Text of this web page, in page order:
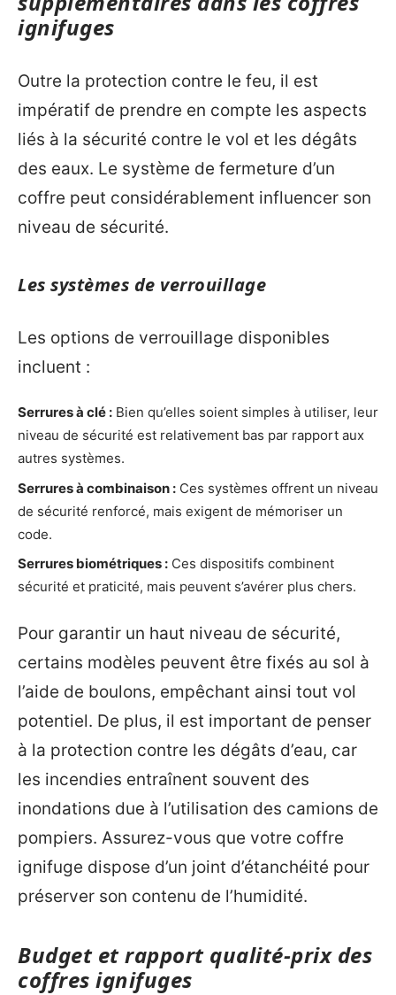
ignifuges
Outre la protection contre le feu, il est
impératif de prendre en compte les aspects
liés à la sécurité contre le vol et les dégâts
des eaux. Le système de fermeture d’un
coffre peut considérablement influencer son
niveau de sécurité.
Les systèmes de verrouillage
Les options de verrouillage disponibles
incluent :
Serrures à clé : Bien qu’elles soient simples à utiliser, leur
niveau de sécurité est relativement bas par rapport aux
autres systèmes.
Serrures à combinaison : Ces systèmes offrent un niveau
de sécurité renforcé, mais exigent de mémoriser un
code.
Serrures biométriques : Ces dispositifs combinent
sécurité et praticité, mais peuvent s’avérer plus chers.
Pour garantir un haut niveau de sécurité,
certains modèles peuvent être fixés au sol à
l’aide de boulons, empêchant ainsi tout vol
potentiel. De plus, il est important de penser
à la protection contre les dégâts d’eau, car
les incendies entraînent souvent des
inondations due à l’utilisation des camions de
pompiers. Assurez-vous que votre coffre
ignifuge dispose d’un joint d’étanchéité pour
préserver son contenu de l’humidité.
Budget et rapport qualité-prix des
coffres ignifuges